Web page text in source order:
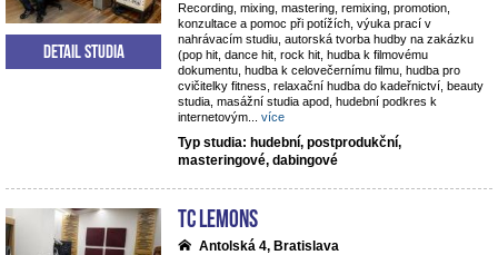
Recording, mixing, mastering, remixing, promotion,
konzultace a pomoc při potížích, výuka prací v
nahrávacím studiu, autorská tvorba hudby na zakázku
(pop hit, dance hit, rock hit, hudba k filmovému
dokumentu, hudba k celovečernímu filmu, hudba pro
cvičitelky fitness, relaxační hudba do kadeřnictví, beauty
studia, masážní studia apod, hudební podkres k
internetovým
více
Typ studia: hudební, postprodukční,
masteringové, dabingové
Detail studia
TC Lemons
Antolská 4, Bratislava